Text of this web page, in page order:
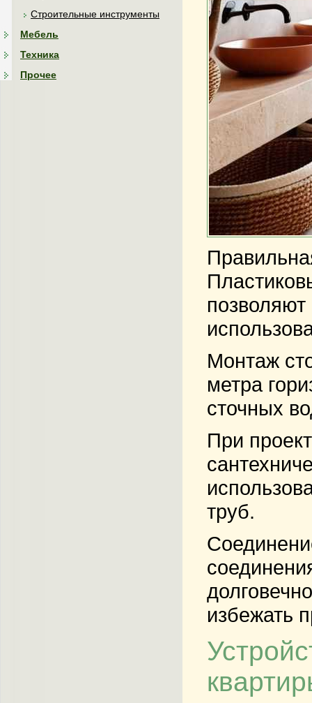
Строительные инструменты
Мебель
Техника
Прочее
Монтаж
метра
сточных
При
труб.
избежать